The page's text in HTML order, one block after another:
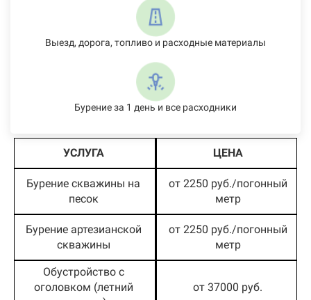
Выезд, дорога, топливо и расходные материалы
Бурение за 1 день и все расходники
УСЛУГА ЦЕНА
Бурение скважины на
песок
от 2250 руб./погонный
метр
Бурение артезианской
скважины
от 2250 руб./погонный
метр
Обустройство с
оголовком (летний
от 37000 руб.